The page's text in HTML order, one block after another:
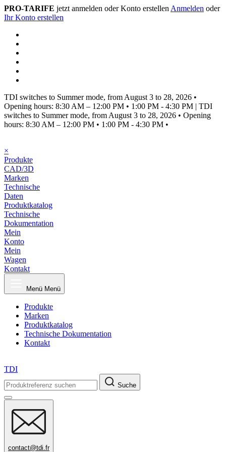
PRO-TARIFE jetzt anmelden oder Konto erstellen Anmelden oder
Ihr Konto erstellen
TDI switches to Summer mode, from August 3 to 28, 2026 •
Opening hours: 8:30 AM – 12:00 PM • 1:00 PM - 4:30 PM | TDI
switches to Summer mode, from August 3 to 28, 2026 • Opening
hours: 8:30 AM – 12:00 PM • 1:00 PM - 4:30 PM •
×
Produkte
CAD/3D
Marken
Technische
Daten
Produktkatalog
Technische
Dokumentation
Mein
Konto
Mein
Wagen
Kontakt
Menü Menü
Produkte
Marken
Produktkatalog
Technische Dokumentation
Kontakt
TDI
Suche
contact@tdi.fr